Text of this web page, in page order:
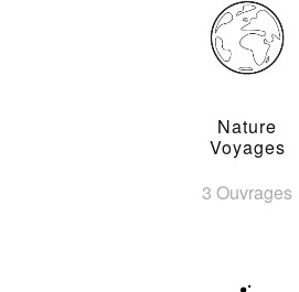
Nature
Voyages
3 Ouvrages